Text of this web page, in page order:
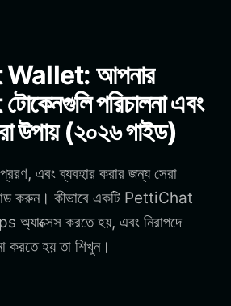
আপনার
পরিচালনা এবং
উপায় (২০২৬ গাইড)
এবং ব্যবহার করার জন্য সেরা
করুন। কীভাবে একটি PettiChat
অ্যাক্সেস করতে হয়, এবং নিরাপদে
হয় তা শিখুন।